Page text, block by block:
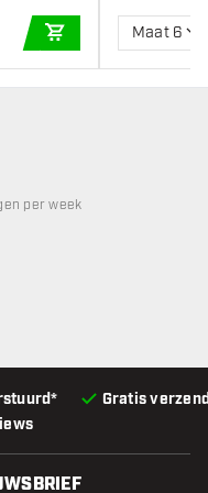
IN WINKELWAGEN
Maat 6
Gratis
niet beschikbaar
per week
niet beschikbaar